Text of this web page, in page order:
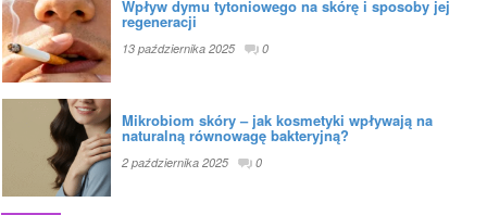
Wpływ dymu tytoniowego na skórę i sposoby jej
regeneracji
13 października 2025 0
Mikrobiom skóry – jak kosmetyki wpływają na
naturalną równowagę bakteryjną?
2 października 2025 0